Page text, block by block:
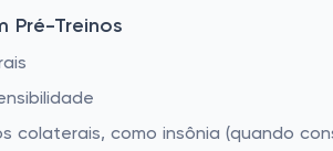
Pré-Treinos
colaterais, como insônia (quando